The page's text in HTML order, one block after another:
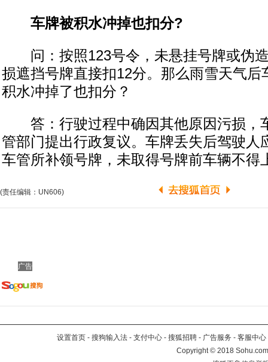
车牌被积水冲掉也扣分?
问：按照123号令，未悬挂号牌或伪
损遮挡号牌直接扣12分。那么雨雪天气后
积水冲掉了也扣分？
答：行驶过程中确因其他原因污损，
管部门提出行政复议。车牌丢失后驾驶人
车管所补领号牌，未取得号牌前车辆不得
(责任编辑：UN606)
广告
设置首页 - 搜狗输入法 - 支付中心 - 搜狐招聘 - 广告服务 - 客服中心
Copyright©2018